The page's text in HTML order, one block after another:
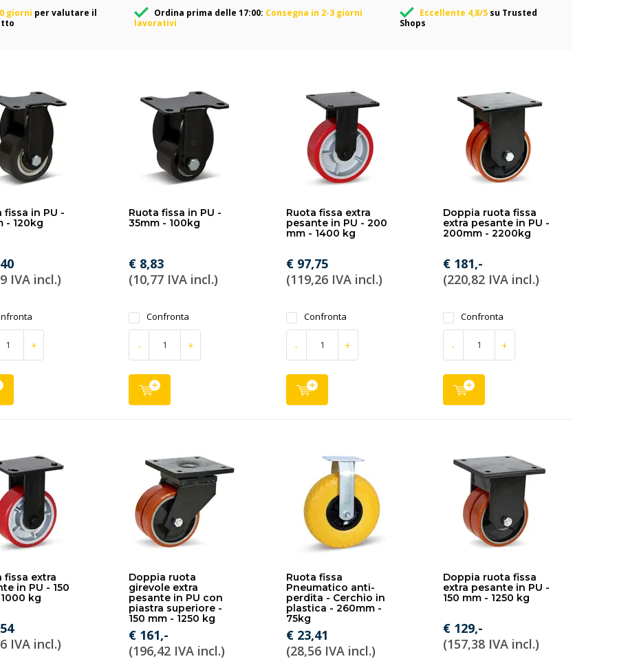
giorni per valutare il
Ordina prima delle 17:00: Consegna in 2-3 giorni
lavorativi
Eccellente 4,8/5su Trusted
Shops
fissa in PU -
- 120kg
IVA incl.)
+
Ruota fissa in PU -
35mm - 100kg
€ 8,83
(10,77 IVA incl.)
Confronta
- +
Ruota fissa extra
pesante in PU - 200
mm - 1400 kg
€ 97,75
(119,26 IVA incl.)
Confronta
- +
Doppia ruota fissa
extra pesante in PU -
200mm - 2200kg
€ 181,-
(220,82 IVA incl.)
Confronta
- +
fissa extra
in PU - 150
kg
IVA incl.)
Doppia ruota
girevole extra
pesante in PU con
piastra superiore -
150 mm - 1250 kg
€ 161,-
(196,42 IVA incl.)
Ruota fissa
Pneumatico anti-
perdita - Cerchio in
plastica - 260mm -
75kg
€ 23,41
(28,56 IVA incl.)
Doppia ruota fissa
extra pesante in PU -
150 mm - 1250 kg
€ 129,-
(157,38 IVA incl.)